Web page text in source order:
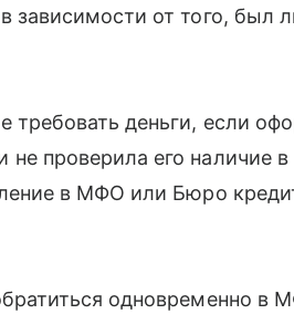
зависимости от того, был
требовать деньги, если
проверила его наличие
в МФО или Бюро
одновременно в